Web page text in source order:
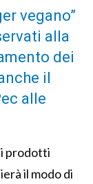
vegano”
alla
dei
il
alle
prodotti
il modo di